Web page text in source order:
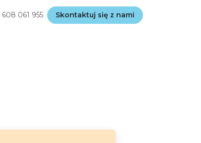
608 061 955 Skontaktuj się z nami